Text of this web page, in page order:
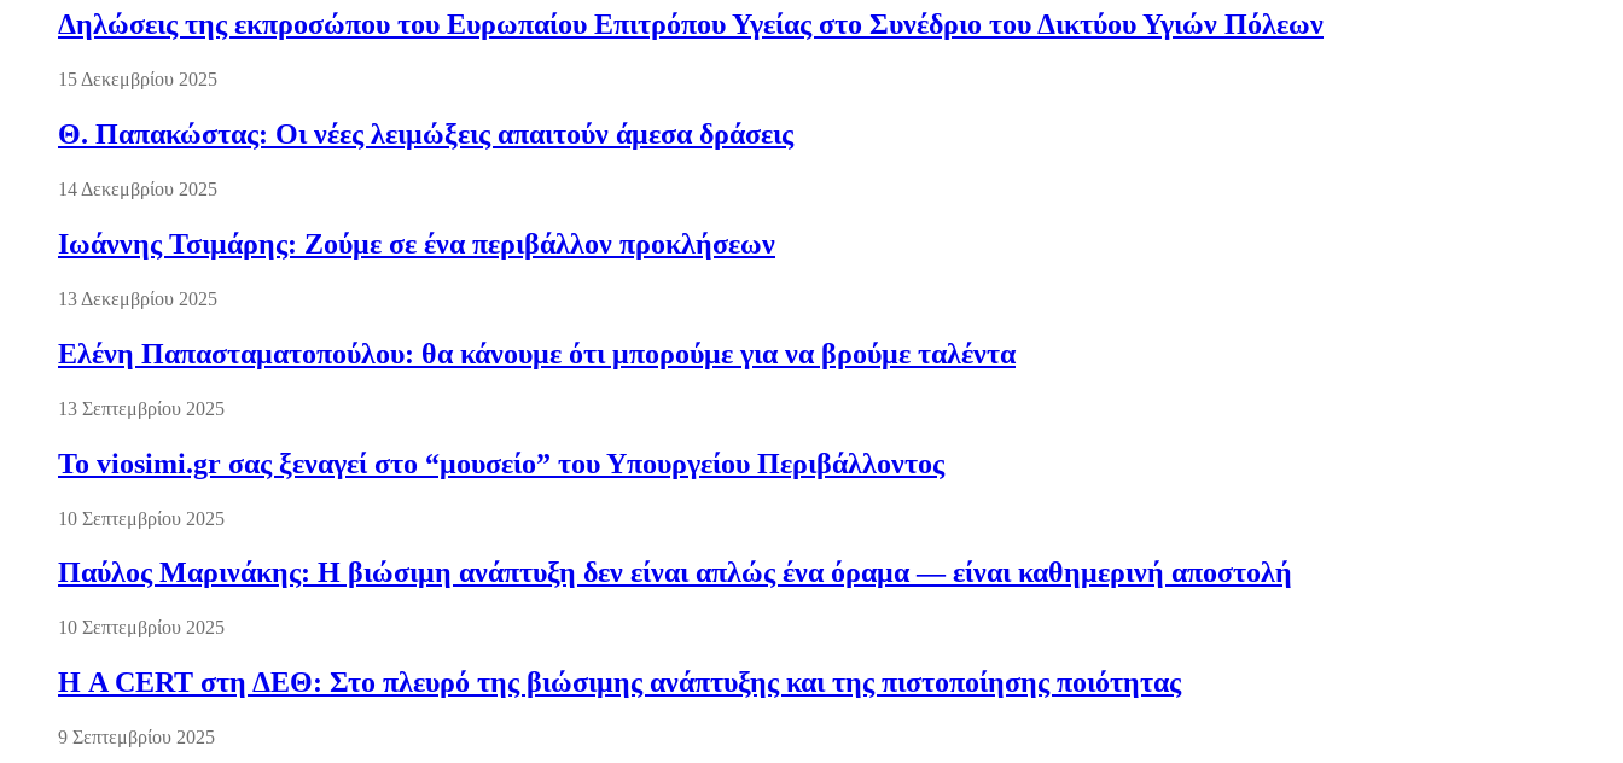
Δηλώσεις της εκπροσώπου του Ευρωπαίου Επιτρόπου Υγείας στο Συνέδριο του Δικτύου Υγιών Πόλεων
15 Δεκεμβρίου 2025
Θ. Παπακώστας: Οι νέες λειμώξεις απαιτούν άμεσα δράσεις
14 Δεκεμβρίου 2025
Ιωάννης Τσιμάρης: Ζούμε σε ένα περιβάλλον προκλήσεων
13 Δεκεμβρίου 2025
Ελένη Παπασταματοπούλου: θα κάνουμε ότι μπορούμε για να βρούμε ταλέντα
13 Σεπτεμβρίου 2025
Το viosimi.gr σας ξεναγεί στο “μουσείο” του Υπουργείου Περιβάλλοντος
10 Σεπτεμβρίου 2025
Παύλος Μαρινάκης: Η βιώσιμη ανάπτυξη δεν είναι απλώς ένα όραμα — είναι καθημερινή αποστολή
10 Σεπτεμβρίου 2025
Η A CERT στη ΔΕΘ: Στο πλευρό της βιώσιμης ανάπτυξης και της πιστοποίησης ποιότητας
9 Σεπτεμβρίου 2025